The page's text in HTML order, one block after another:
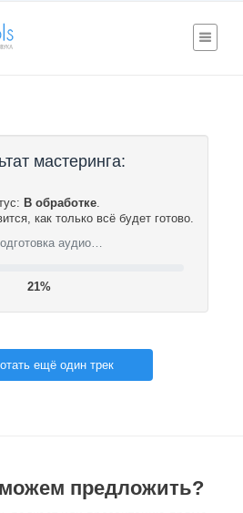
мастеринга:
В обработке.
как только всё будет готово.
аудио…
21%
ещё один трек
предложить?